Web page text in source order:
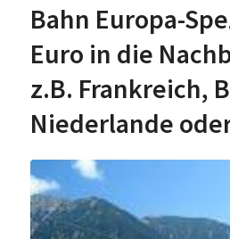
Bahn Europa-
Euro in die
z.B. Frankreich,
Niederlande